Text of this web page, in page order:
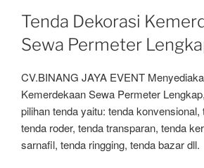
Tenda Dekorasi
Sewa Permeter
CV.BINANG JAYA EVENT
Kemerdekaan Sewa Permeter
pilihan tenda yaitu: tenda konvensional,
tenda roder, tenda transparan, tenda
sarnafil, tenda ringging, tenda bazar dll.